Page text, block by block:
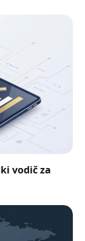
vodič za